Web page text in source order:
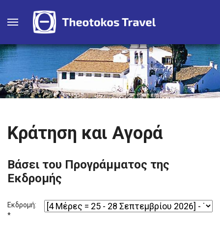
Κράτηση και Αγορά
Βάσει του Προγράμματος της
Εκδρομής
Εκδρομή:
*